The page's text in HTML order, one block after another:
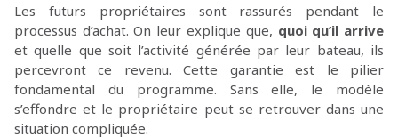
Les futurs propriétaires sont rassurés pendant le
processus d’achat. On leur explique que, quoi qu’il arrive
et quelle que soit l’activité générée par leur bateau, ils
percevront ce revenu. Cette garantie est le pilier
fondamental du programme. Sans elle, le modèle
s’effondre et le propriétaire peut se retrouver dans une
situation compliquée.